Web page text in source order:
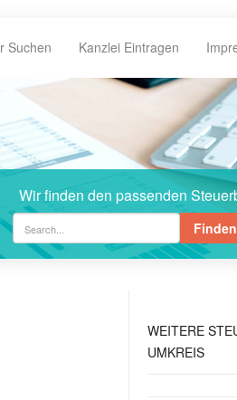
Suchen Kanzlei Eintragen
Wir finden den passenden
Finden
WEITERE
UMKREIS